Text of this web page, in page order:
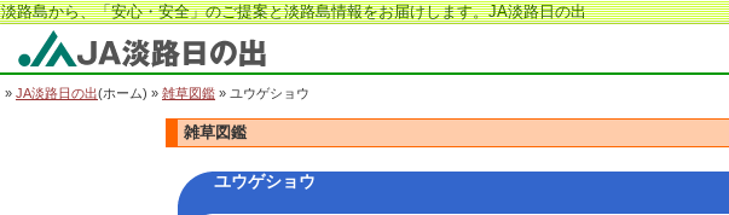
淡路島から、「安心・安全」のご提案と淡路島情報をお届けします。JA淡路日の出
JA淡路日の出
» JA淡路日の出(ホーム) » 雑草図鑑 » ユウゲショウ
雑草図鑑
ユウゲショウ